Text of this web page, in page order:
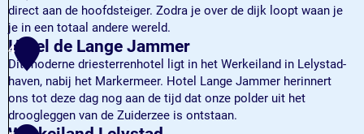
n
t
r
u
m
O
o
s
a
n
d
s
e
H
o
direct aan de hoofdsteiger. Zodra je over de dijk loopt waan je
je in een totaal andere wereld.
C
l
u
b
P
o
4
Hotel de Lange Jammer
Dit moderne driesterrenhotel ligt in het Werkeiland in Lelystad-
haven, nabij het Markermeer. Hotel Lange Jammer herinnert
ons tot deze dag nog aan de tijd dat onze polder uit het
droogleggen van de Zuiderzee is ontstaan.